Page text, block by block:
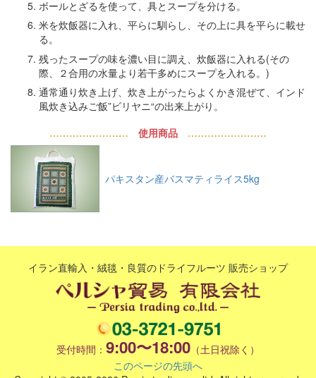
ボールとざるを使って、具とスープを分ける。
米を炊飯器に入れ、平らに馴らし、その上に具を平らに載せ
る。
残ったスープの味を濃い目に調え、炊飯器に入れる(その
際、２合用の水量より若干多めにスープを入れる。)
通常通り炊き上げ、炊き上がったらよくかき混ぜて、インド
風炊き込みご飯”ビリヤニ“の出来上がり。
…………………… 使用商品 ……………………
パキスタン産バスマティライス5kg
イラン直輸入・絨毯・良質のドライフルーツ 販売ショップ
受付時間： 9:00〜18:00 （土日祝除く）
このページの先頭へ